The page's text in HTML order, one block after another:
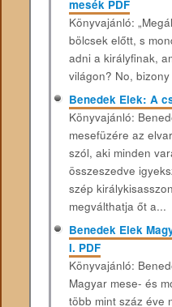
mesék PDF
Könyvajánló:
bölcsek előtt, s
adni a királyfinak,
világon? No,
Benedek Elek: A
Könyvajánló:
mesefüzére az
szól, aki minden
összeszedve
szép
megválthatja őt a...
Benedek Elek
I. PDF
Könyvajánló:
Magyar mese- és
több mint száz éve